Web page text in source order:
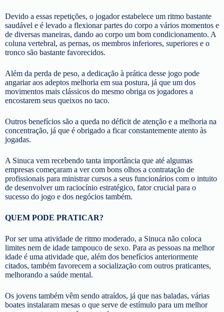
Devido a essas repetições, o jogador estabelece um ritmo bastante
saudável e é levado a flexionar partes do corpo a vários momentos e
de diversas maneiras, dando ao corpo um bom condicionamento. A
coluna vertebral, as pernas, os membros inferiores, superiores e o
tronco são bastante favorecidos.
Além da perda de peso, a dedicação à prática desse jogo pode
angariar aos adeptos melhoria em sua postura, já que um dos
movimentos mais clássicos do mesmo obriga os jogadores a
encostarem seus queixos no taco.
Outros benefícios são a queda no déficit de atenção e a melhoria na
concentração, já que é obrigado a ficar constantemente atento às
jogadas.
A Sinuca vem recebendo tanta importância que até algumas
empresas começaram a ver com bons olhos a contratação de
profissionais para ministrar cursos a seus funcionários com o intuito
de desenvolver um raciocínio estratégico, fator crucial para o
sucesso do jogo e dos negócios também.
QUEM PODE PRATICAR?
Por ser uma atividade de ritmo moderado, a Sinuca não coloca
limites nem de idade tampouco de sexo. Para as pessoas na melhor
idade é uma atividade que, além dos benefícios anteriormente
citados, também favorecem a socialização com outros praticantes,
melhorando a saúde mental.
Os jovens também vêm sendo atraídos, já que nas baladas, várias
boates instalaram mesas o que serve de estímulo para um melhor